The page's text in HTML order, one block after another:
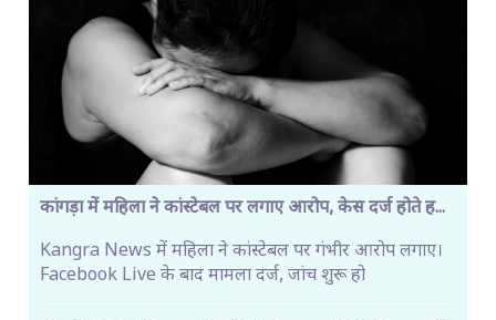
कांगड़ा में महिला ने कांस्टेबल पर लगाए आरोप, केस दर्ज होते ह...
Kangra News में महिला ने कांस्टेबल पर गंभीर आरोप लगाए।
Facebook Live के बाद मामला दर्ज, जांच शुरू हो